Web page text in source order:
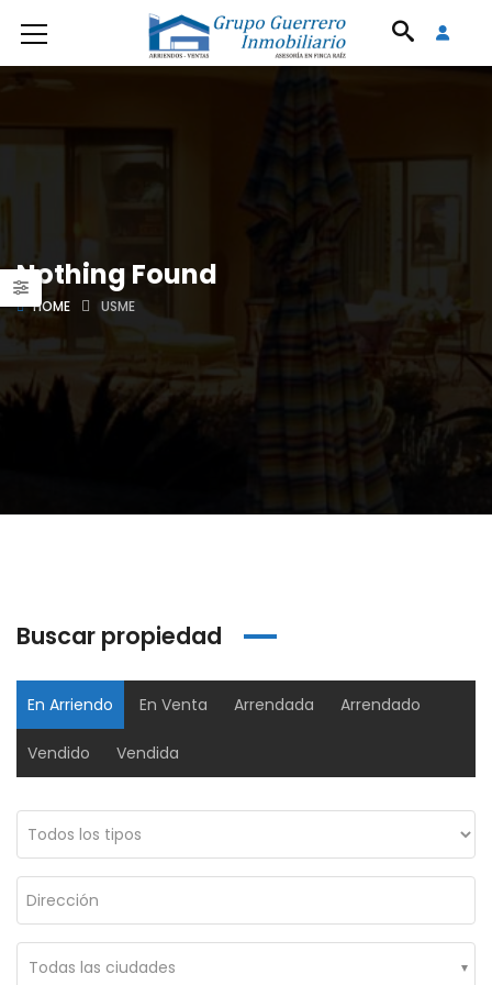
Nothing Found
HOME USME
Buscar propiedad
En Arriendo En Venta Arrendada Arrendado
Vendido Vendida
Todas las ciudades
#56-62, Suba, Bogotá, Colombia
$2,500,000
Cl.